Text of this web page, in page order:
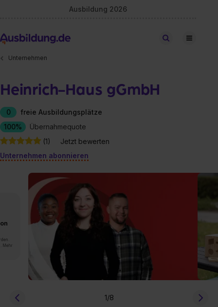
Ausbildung 2026
Stellen finden
Unternehmen
Heinrich-Haus gGmbH
0
freie Ausbildungsplätze
100%
Übernahmequote
(1)
Jetzt bewerten
Unternehmen abonnieren
Mehr
1/8